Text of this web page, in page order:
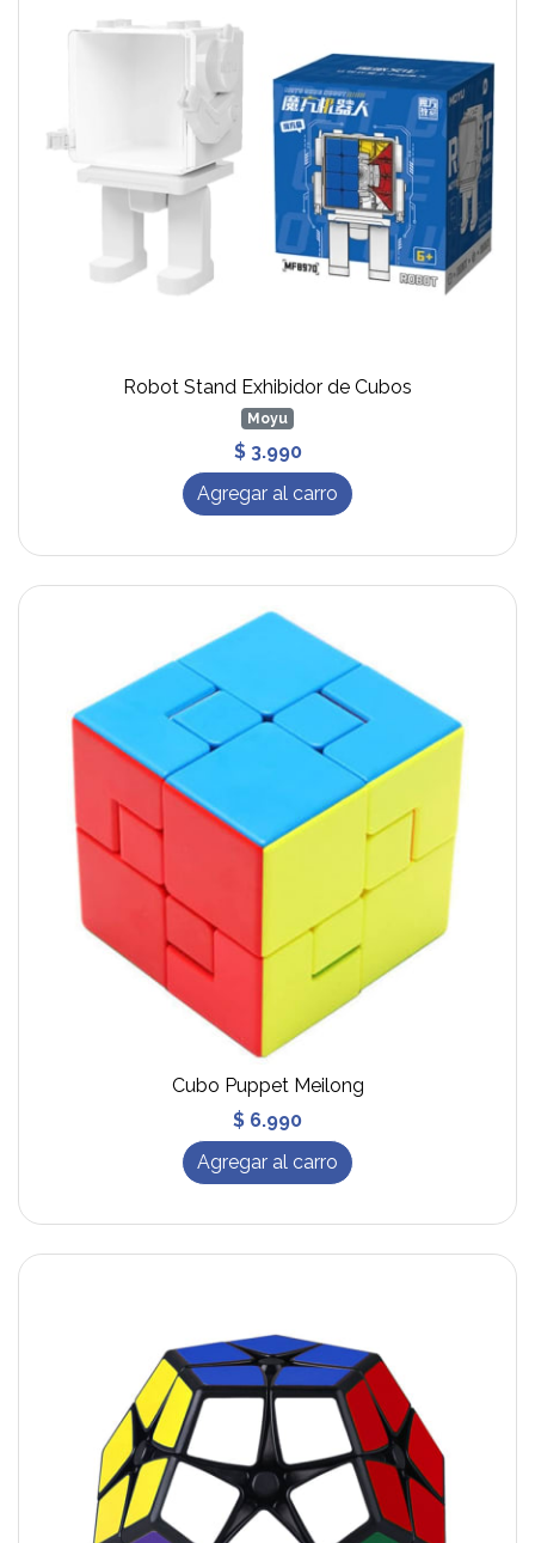
Robot Stand Exhibidor de Cubos
Moyu
$ 3.990
Agregar al carro
Cubo Puppet Meilong
$ 6.990
Agregar al carro